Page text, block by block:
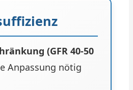
(GFR 40-50
Anpassung nötig